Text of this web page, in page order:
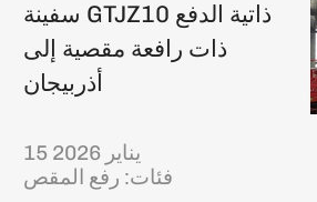
سفينة GTJZ10 ذاتية الدفع
ذات رافعة مقصية إلى
أذربيجان
15 يناير 2026
فئات: رفع المقص